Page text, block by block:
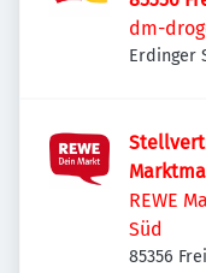
dm-
Erdinger
REWE
Süd
85356